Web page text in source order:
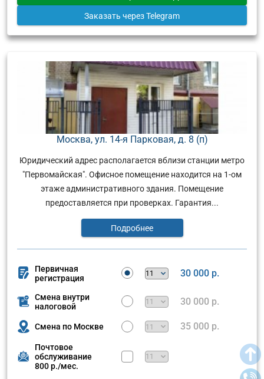
Заказать через Telegram
Москва, ул. 14-я Парковая, д. 8 (п)
Юридический адрес располагается вблизи станции метро
"Первомайская". Офисное помещение находится на 1-ом
этаже административного здания. Помещение
предоставляется при проверках. Гарантия...
Подробнее
Первичная
регистрация
30 000 р.
Смена внутри
налоговой
30 000 р.
Смена по Москве 35 000 р.
Почтовое
обслуживание
800 р./мес.